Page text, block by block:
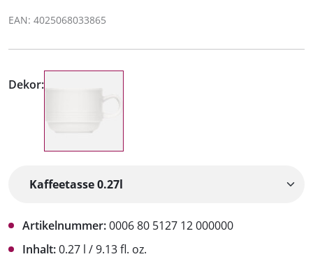
EAN: 4025068033865
Dekor:
Artikelnummer:0006 80 5127 12 000000
Inhalt:0.27 l / 9.13 fl. oz.